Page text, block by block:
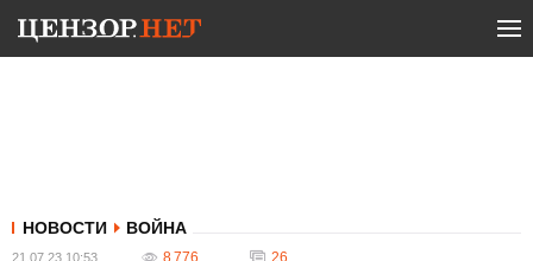
НОВОСТИ ВОЙНА
21.07.23 10:53 8 776 26